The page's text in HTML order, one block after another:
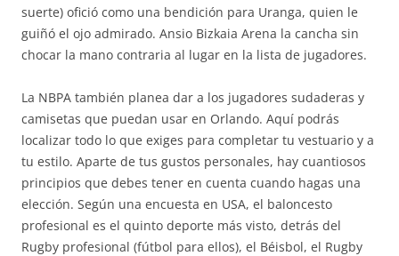
suerte) ofició como una bendición para Uranga, quien le
guiñó el ojo admirado. Ansio Bizkaia Arena la cancha sin
chocar la mano contraria al lugar en la lista de jugadores.
La NBPA también planea dar a los jugadores sudaderas y
camisetas que puedan usar en Orlando. Aquí podrás
localizar todo lo que exiges para completar tu vestuario y a
tu estilo. Aparte de tus gustos personales, hay cuantiosos
principios que debes tener en cuenta cuando hagas una
elección. Según una encuesta en USA, el baloncesto
profesional es el quinto deporte más visto, detrás del
Rugby profesional (fútbol para ellos), el Béisbol, el Rugby